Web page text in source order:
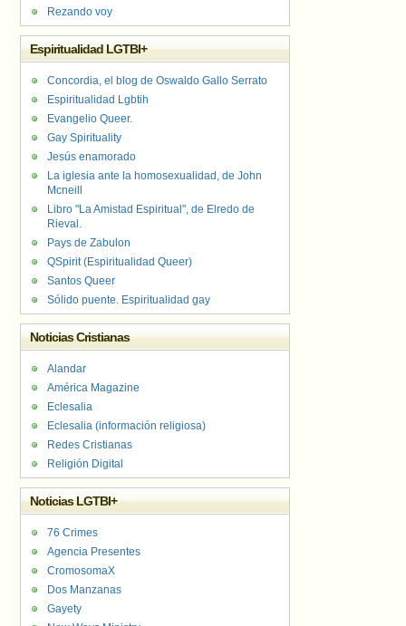
Rezando voy
Espiritualidad LGTBI+
Concordia, el blog de Oswaldo Gallo Serrato
Espiritualidad Lgbtih
Evangelio Queer.
Gay Spirituality
Jesús enamorado
La iglesia ante la homosexualidad, de John
Mcneill
Libro "La Amistad Espiritual", de Elredo de
Rieval.
Pays de Zabulon
QSpirit (Espiritualidad Queer)
Santos Queer
Sólido puente. Espiritualidad gay
Noticias Cristianas
Alandar
América Magazine
Eclesalia
Eclesalia (información religiosa)
Redes Cristianas
Religión Digital
Noticias LGTBI+
76 Crimes
Agencia Presentes
CromosomaX
Dos Manzanas
Gayety